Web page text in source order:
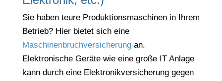
Sie haben teure Produktionsmaschinen in Ihrem
Betrieb? Hier bietet sich eine
Maschinenbruchversicherungan.
Elektronische Geräte wie eine große IT Anlage
kann durch eine Elektronikversicherung gegen